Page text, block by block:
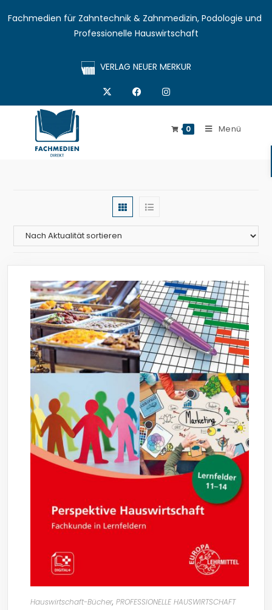
Fachmedien für Zahntechnik & Zahnmedizin, Podologie und
Professionelle Hauswirtschaft
VERLAG NEUER MERKUR
0 Menü
Hauswirtschaft-Bücher, PROFESSIONELLE HAUSWIRTSCHAFT